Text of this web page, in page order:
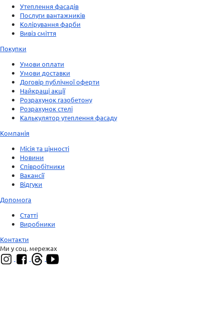
Утеплення фасадів
Послуги вантажників
Колірування фарби
Вивіз сміття
Покупки
Умови оплати
Умови доставки
Договір публічної оферти
Найкращі акції
Розрахунок газобетону
Розрахунок стелі
Калькулятор утеплення фасаду
Компанія
Місія та цінності
Новини
Співробітники
Вакансії
Відгуки
Допомога
Статті
Виробники
Контакти
Ми у соц. мережах